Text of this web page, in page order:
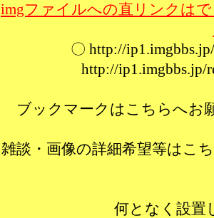
imgファイルへの直リンクは
〇 http://
http://
ブックマークはこちらへ
雑談・画像の詳細希望等は
何となく設